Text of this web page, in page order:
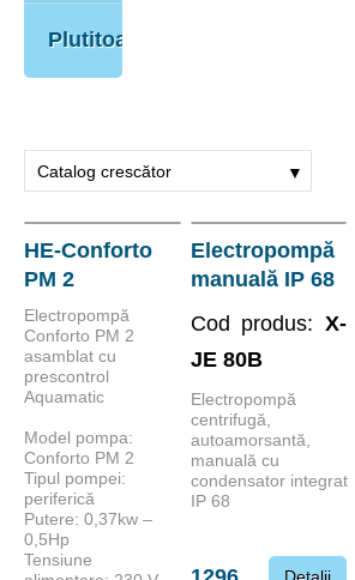
Plutitoare
Catalog crescător
Nume crescător
Nume descrescător
Preţ descrecător
Preţ crescător
▼
HE-Conforto
PM 2
Electropompă
Conforto PM 2
asamblat cu
prescontrol
Aquamatic
Model pompa:
Conforto PM 2
Tipul pompei:
periferică
Putere: 0,37kw –
0,5Hp
Tensiune
Electropompă
manuală IP 68
Cod produs:X-
JE 80B
Electropompă
centrifugă,
autoamorsantă,
manuală cu
condensator integrat
IP 68